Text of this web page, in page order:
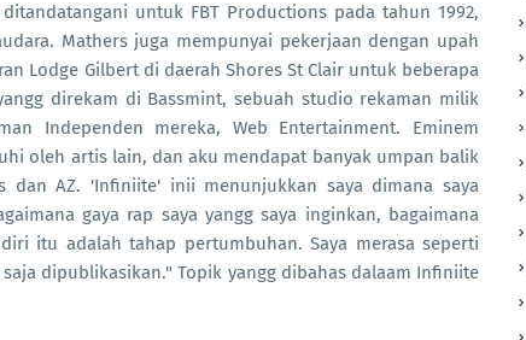
untuk FBT Productions pada tahun 1992,
Mathers juga mempunyai pekerjaan dengan upah
Lodge Gilbert di daerah Shores St Clair untuk beberapa
direkam di Bassmint, sebuah studio rekaman milik
Independen mereka, Web Entertainment. Eminem
oleh artis lain, dan aku mendapat banyak umpan balik
dan AZ. 'Infiniite' inii menunjukkan saya dimana saya
gaya rap saya yangg saya inginkan, bagaimana
itu adalah tahap pertumbuhan. Saya merasa seperti
dipublikasikan." Topik yangg dibahas dalaam Infiniite